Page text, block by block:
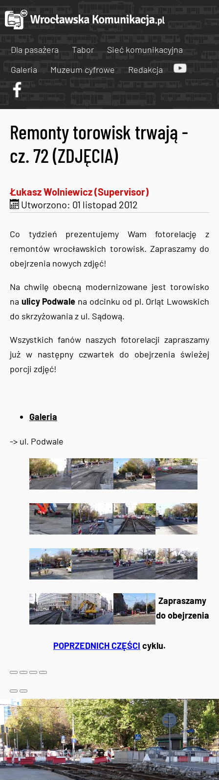
Dla pasażera Tabor
Sieć komunikacyjna
Galeria
Muzeum cyfrowe Redakcja
Remonty torowisk trwają -
cz. 72 (ZDJĘCIA)
Łukasz Wolniewicz (Supervisor)
Utworzono: 01 listopad 2012
Co tydzień prezentujemy Wam fotorelację z
remontów wrocławskich torowisk. Zapraszamy do
obejrzenia nowych zdjęć!
Na chwilę obecną modernizowane jest torowisko
na ulicy Podwale na odcinku od pl. Orląt Lwowskich
do skrzyżowania z ul. Sądową.
Wszystkich fanów naszych fotorelacji zapraszamy
już w następny czwartek do obejrzenia świeżej
porcji zdjęć!
Galeria
-> ul. Podwale
Zapraszamy
do obejrzenia
POPRZEDNICH CZĘŚCI cyklu.